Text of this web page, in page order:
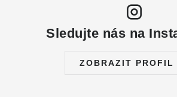
Sledujte nás na
ZOBRAZIT PROFIL